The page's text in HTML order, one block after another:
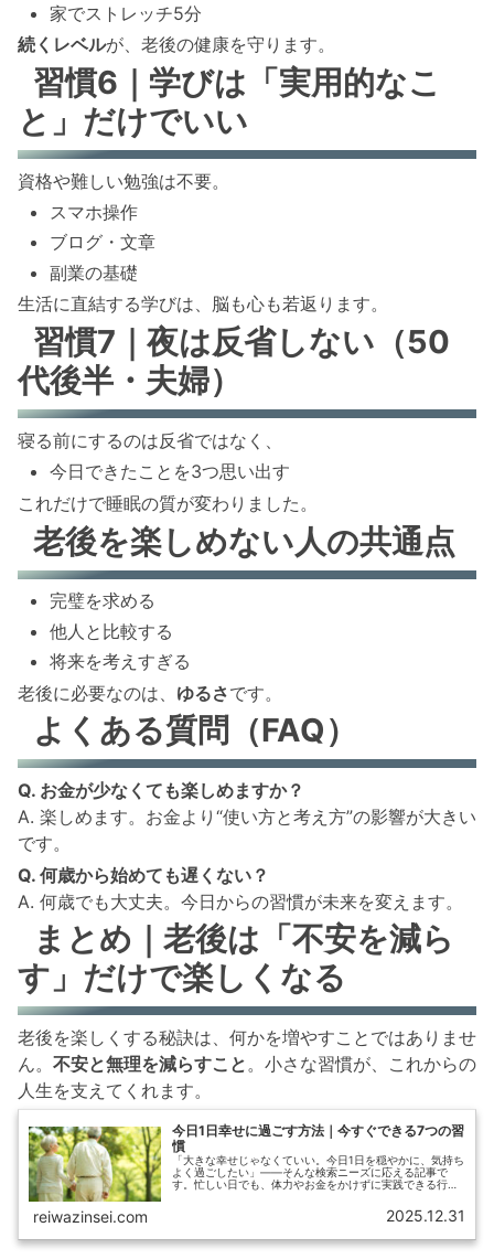
家でストレッチ5分
続くレベルが、老後の健康を守ります。
習慣6｜学びは「実用的なこ
と」だけでいい
資格や難しい勉強は不要。
スマホ操作
ブログ・文章
副業の基礎
生活に直結する学びは、脳も心も若返ります。
習慣7｜夜は反省しない（50
代後半・夫婦）
寝る前にするのは反省ではなく、
今日できたことを3つ思い出す
これだけで睡眠の質が変わりました。
老後を楽しめない人の共通点
完璧を求める
他人と比較する
将来を考えすぎる
老後に必要なのは、 ゆるさです。
よくある質問（FAQ）
Q. お金が少なくても楽しめますか？
A. 楽しめます。お金より“使い方と考え方”の影響が大きい
です。
Q. 何歳から始めても遅くない？
A. 何歳でも大丈夫。今日からの習慣が未来を変えます。
まとめ｜老後は「不安を減ら
す」だけで楽しくなる
老後を楽しくする秘訣は、何かを増やすことではありませ
ん。 不安と無理を減らすこと 。小さな習慣が、これからの
人生を支えてくれます。
今日1日幸せに過ごす方法｜今すぐできる7つの習
慣
「大きな幸せじゃなくていい。今日1日を穏やかに、気持ち
よく過ごしたい」——そんな検索ニーズに応える記事で
す。忙しい日でも、体力やお金をかけずに実践できる行動
reiwazinsei.com 2025.12.31